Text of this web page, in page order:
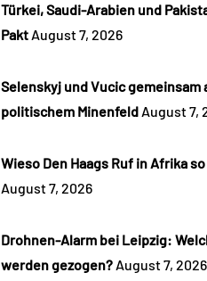
Türkei, Saudi-Arabien und
Pakt August 7, 2026
Selenskyj und Vucic gemeinsam
politischem Minenfeld August 7,
Wieso Den Haags Ruf in Afrika
August 7, 2026
Drohnen-Alarm bei Leipzig:
werden gezogen? August 7, 2026